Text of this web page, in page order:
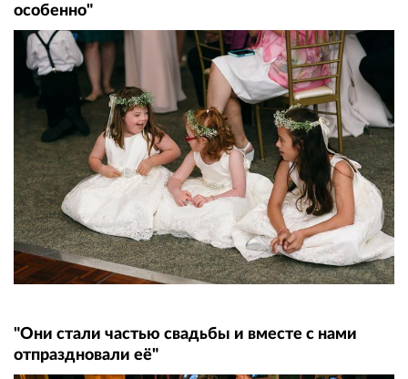
особенно"
"Они стали частью свадьбы и вместе с нами
отпраздновали её"